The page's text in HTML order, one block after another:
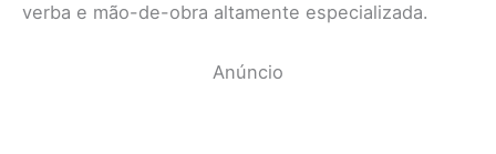
verba e mão-de-obra altamente especializada.
Anúncio